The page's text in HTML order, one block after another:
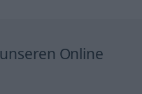
Online